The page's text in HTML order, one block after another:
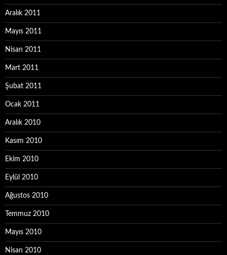
Aralık 2011
Mayıs 2011
Nisan 2011
Mart 2011
Şubat 2011
Ocak 2011
Aralık 2010
Kasım 2010
Ekim 2010
Eylül 2010
Ağustos 2010
Temmuz 2010
Mayıs 2010
Nisan 2010